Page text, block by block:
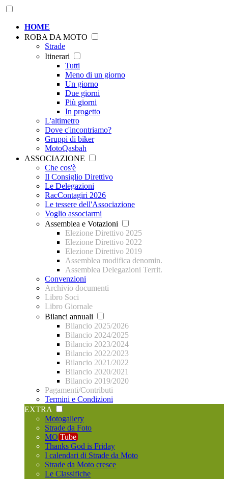
HOME
ROBA DA MOTO
Strade
Itinerari
Tutti
Meno di un giorno
Un giorno
Due giorni
Più giorni
In progetto
L'altimetro
Dove c'incontriamo?
Gruppi di biker
MotoQasbah
ASSOCIAZIONE
Che cos'è
Il Consiglio Direttivo
Le Delegazioni
RacContagiri 2026
Le tessere dell'Associazione
Voglio associarmi
Assemblea e Votazioni
Elezione Direttivo 2025
Elezione Direttivo 2022
Elezione Direttivo 2019
Assemblea modifica denomin.
Assemblea Delegazioni Territ.
Convenzioni
Archivio documenti
Libro Soci
Libro Giornale
Bilanci annuali
Bilancio 2025/2026
Bilancio 2024/2025
Bilancio 2023/2024
Bilancio 2022/2023
Bilancio 2021/2022
Bilancio 2020/2021
Bilancio 2019/2020
Pagamenti/Contributi
Termini e Condizioni
EXTRA
Motogallery
Strade da Foto
MO Tube
Thanks God is Friday
I calendari di Strade da Moto
Strade da Moto cresce
Le Classifiche